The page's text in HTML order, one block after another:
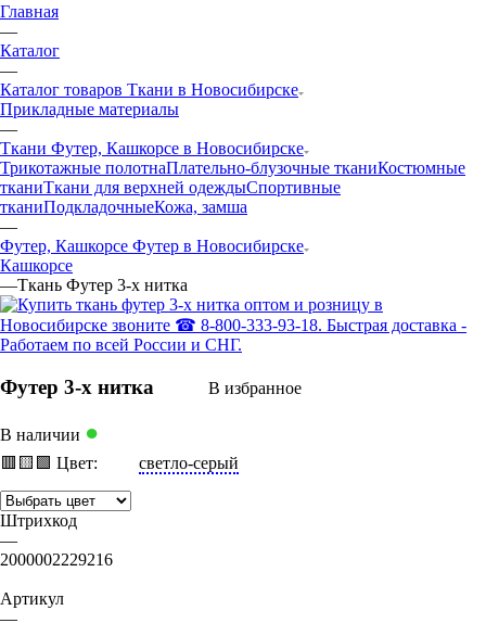
Главная
—
Каталог
—
Каталог товаров Ткани в Новосибирске
Прикладные материалы
—
Ткани Футер, Кашкорсе в Новосибирске
Трикотажные полотнаПлательно-блузочные тканиКостюмные
тканиТкани для верхней одеждыСпортивные
тканиПодкладочныеКожа, замша
—
Футер, Кашкорсе Футер в Новосибирске
Кашкорсе
—Ткань Футер 3-х нитка
Футер 3-х нитка В избранное
В наличии ●
🟥 🟨 🟩 Цвет: светло-серый
Штрихкод
—
2000002229216
Артикул
—